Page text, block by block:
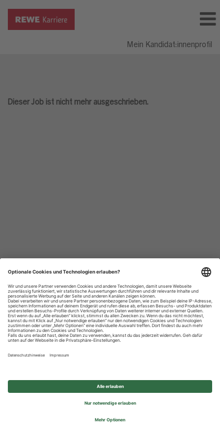
Mein Kandidat:innenprofil
Dieser Job ist nicht mehr ausgeschrieben.
Datenschutzhinweise
Impressum
Privatsphäre-Einstellungen
© 2026 REWE Group - All rights reserved